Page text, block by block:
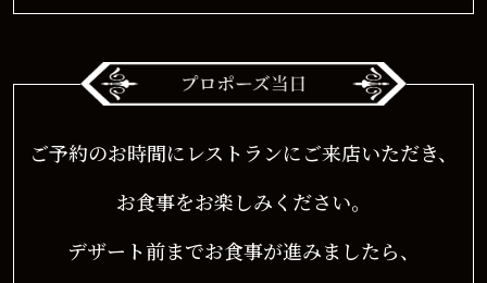
ご予約のお時間にレストランにご来店いただき、
お食事をお楽しみください。
デザート前までお食事が進みましたら、